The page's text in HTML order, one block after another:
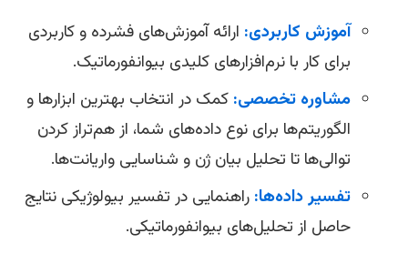
آموزش کاربردی:ارائه آموزش‌های فشرده و کاربردی
برای کار با نرم‌افزارهای کلیدی بیوانفورماتیک.
مشاوره تخصصی:کمک در انتخاب بهترین ابزارها و
الگوریتم‌ها برای نوع داده‌های شما، از هم‌تراز کردن
توالی‌ها تا تحلیل بیان ژن و شناسایی واریانت‌ها.
تفسیر داده‌ها:راهنمایی در تفسیر بیولوژیکی نتایج
حاصل از تحلیل‌های بیوانفورماتیکی.